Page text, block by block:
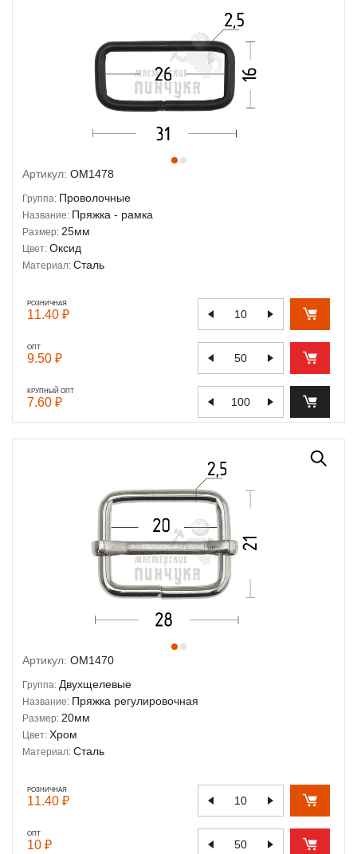
Артикул: OM1478
Группа: Проволочные
Название: Пряжка - рамка
Размер: 25мм
Цвет: Оксид
Материал: Сталь
РОЗНИЧНАЯ
11.40 ₽
ОПТ
9.50 ₽
КРУПНЫЙ ОПТ
7.60 ₽
Артикул: OM1470
Группа: Двухщелевые
Название: Пряжка регулировочная
Размер: 20мм
Цвет: Хром
Материал: Сталь
РОЗНИЧНАЯ
11.40 ₽
ОПТ
10 ₽